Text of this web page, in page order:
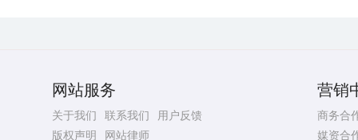
网站服务
关于我们 联系我们
用户反馈
版权声明
网站律师
营销
商务合
媒资合